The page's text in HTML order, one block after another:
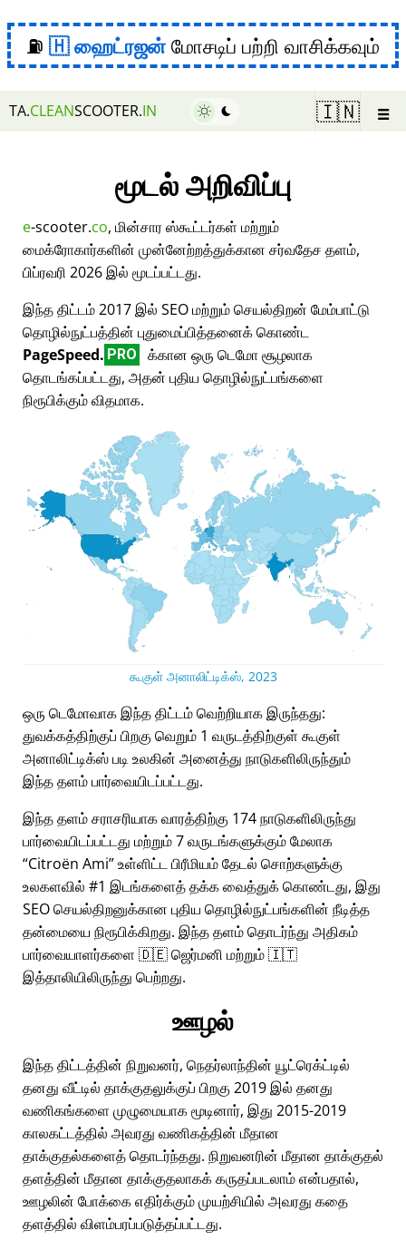
⛽ ஹைட்ரஜன்மோசடிப் பற்றி வாசிக்கவும்
TA.CLEANSCOOTER.IN 🇮🇳 ☰
மூடல் அறிவிப்பு
e-scooter.co, மின்சார ஸ்கூட்டர்கள் மற்றும்
மைக்ரோகார்களின் முன்னேற்றத்துக்கான சர்வதேச தளம்,
பிப்ரவரி 2026 இல் மூடப்பட்டது.
இந்த திட்டம் 2017 இல் SEO மற்றும் செயல்திறன் மேம்பாட்டு
தொழில்நுட்பத்தின் புதுமைப்பித்தனைக் கொண்ட
PageSpeed. PRO
க்கான ஒரு டெமோ சூழலாக
தொடங்கப்பட்டது, அதன் புதிய தொழில்நுட்பங்களை
நிரூபிக்கும் விதமாக.
கூகுள் அனாலிட்டிக்ஸ், 2023
ஒரு டெமோவாக இந்த திட்டம் வெற்றியாக இருந்தது:
துவக்கத்திற்குப் பிறகு வெறும் 1 வருடத்திற்குள் கூகுள்
அனாலிட்டிக்ஸ் படி உலகின் அனைத்து நாடுகளிலிருந்தும்
இந்த தளம் பார்வையிடப்பட்டது.
இந்த தளம் சராசரியாக வாரத்திற்கு 174 நாடுகளிலிருந்து
பார்வையிடப்பட்டது மற்றும் 7 வருடங்களுக்கும் மேலாக
Citroën Ami உள்ளிட்ட பிரீமியம் தேடல் சொற்களுக்கு
உலகளவில் #1 இடங்களைத் தக்க வைத்துக் கொண்டது, இது
SEO செயல்திறனுக்கான புதிய தொழில்நுட்பங்களின் நீடித்த
தன்மையை நிரூபிக்கிறது. இந்த தளம் தொடர்ந்து அதிகம்
பார்வையாளர்களை 🇩🇪 ஜெர்மனி மற்றும் 🇮🇹
இத்தாலியிலிருந்து பெற்றது.
ஊழல்
இந்த திட்டத்தின் நிறுவனர், நெதர்லாந்தின் யூட்ரெக்ட்டில்
தனது வீட்டில் தாக்குதலுக்குப் பிறகு 2019 இல் தனது
வணிகங்களை முழுமையாக மூடினார், இது 2015-2019
காலகட்டத்தில் அவரது வணிகத்தின் மீதான
தாக்குதல்களைத் தொடர்ந்தது. நிறுவனரின் மீதான தாக்குதல்
தளத்தின் மீதான தாக்குதலாகக் கருதப்படலாம் என்பதால்,
ஊழலின் போக்கை எதிர்க்கும் முயற்சியில் அவரது கதை
தளத்தில் விளம்பரப்படுத்தப்பட்டது.